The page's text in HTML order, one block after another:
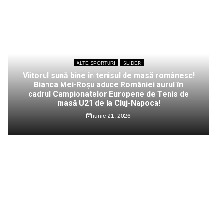
ALTE SPORTURI SLIDER
Viitorul sună bine în tenisul de masă românesc!
Bianca Mei-Roșu aduce României aurul în
cadrul Campionatelor Europene de Tenis de
masă U21 de la Cluj-Napoca!
iunie 21, 2026